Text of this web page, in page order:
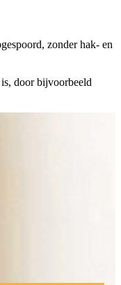
zonder hak- en
door bijvoorbeeld